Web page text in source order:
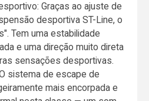
Graças ao ajuste de
desportiva ST-Line, o
Tem uma estabilidade
e uma direção muito direta
sensações desportivas.
sistema de escape de
mais encorpada e